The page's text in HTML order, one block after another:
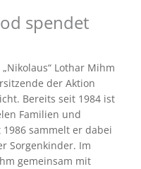
spendet
Lothar Mihm
der Aktion
Bereits seit 1984 ist
Familien und
sammelt er dabei
Sorgenkinder. Im
gemeinsam mit